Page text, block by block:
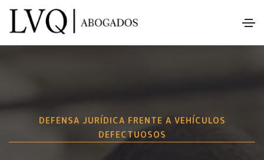
DEFENSA JURÍDICA FRENTE A VEHÍCULOS
DEFECTUOSOS